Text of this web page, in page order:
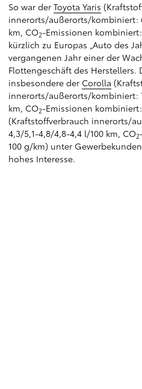
So war der Toyota Yaris
innerorts/außerorts/kombiniert:
km, CO2-Emissionen
kürzlich zu Europas „Auto des
vergangenen Jahr einer der
Flottengeschäft des Herstellers.
insbesondere der Corolla
innerorts/außerorts/kombiniert:
km, CO2-Emissionen
(Kraftstoffverbrauch innerorts/
4,3/5,1-4,8/4,8-4,4 l/100 km, CO2
100 g/km) unter
hohes Interesse.